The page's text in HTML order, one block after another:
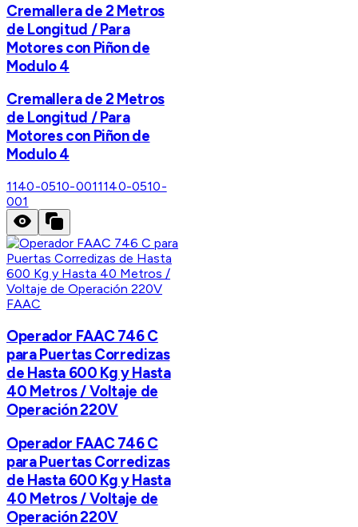
Cremallera de 2 Metros
de Longitud / Para
Motores con Piñon de
Modulo 4
Cremallera de 2 Metros
de Longitud / Para
Motores con Piñon de
Modulo 4
1140-0510-0011140-0510-
001
FAAC
Operador FAAC 746 C
para Puertas Corredizas
de Hasta 600 Kg y Hasta
40 Metros / Voltaje de
Operación 220V
Operador FAAC 746 C
para Puertas Corredizas
de Hasta 600 Kg y Hasta
40 Metros / Voltaje de
Operación 220V